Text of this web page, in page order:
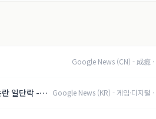
Google News (CN) - 成瘾 ·
일단락 -
Google News (KR) - 게임·디지털 ·